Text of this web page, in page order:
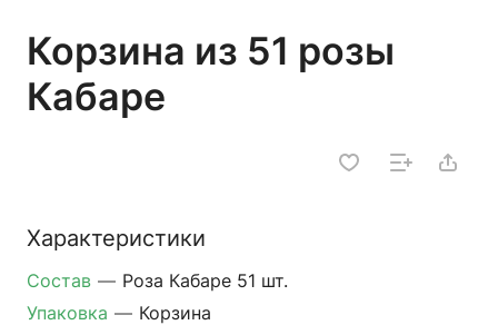
Корзина из 51 розы
Кабаре
Характеристики
Состав — Роза Кабаре 51 шт.
Упаковка — Корзина